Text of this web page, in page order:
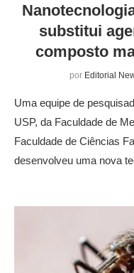
substitui
composto
por Editorial
Uma equipe de
USP, da Faculdade de
Faculdade de Ciências
desenvolveu uma nova